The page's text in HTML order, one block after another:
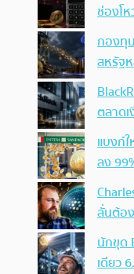
ช่องโห
กองทุ
สหรัฐ
ตลาด
แบงก์
ลง
ลั่นต้อ
นักขุด
เดียว